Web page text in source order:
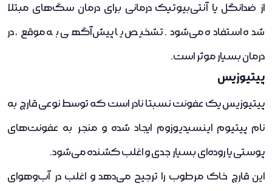
از ضدانگل یا آنتی‌بیوتیک درمانی برای درمان سگ‌های مبتلا
شده استفاده می‌شود. تشخیص یا پیش‌آگهی به موقع، در
درمان بسیار موثر است.
پیتیوزیس
پیتیوزیس یک عفونت نسبتا نادر است که توسط نوعی قارچ به
نام پیتیوم اینسیدیوزوم ایجاد شده و منجر به عفونت‌های
پوستی یا روده‌ای بسیار جدی و اغلب کشنده می‌شود.
این قارچ خاک مرطوب را ترجیح می‌دهد و اغلب در آب‌و‌هوای